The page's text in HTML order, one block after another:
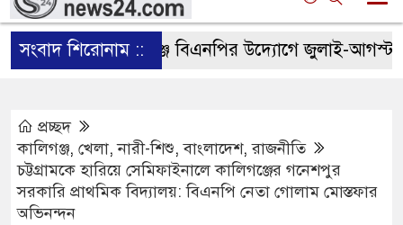
সংবাদ শিরোনাম ::
কালিগঞ্জে বিএনপির উদ্যোগে জুলাই-আগস্ট
প্রচ্ছদ
কালিগঞ্জ, খেলা,নারী-শিশু,বাংলাদেশ,রাজনীতি
চট্টগ্রামকে হারিয়ে সেমিফাইনালে কালিগঞ্জের গনেশপুর
সরকারি প্রাথমিক বিদ্যালয়: বিএনপি নেতা গোলাম মোস্তফার
অভিনন্দন